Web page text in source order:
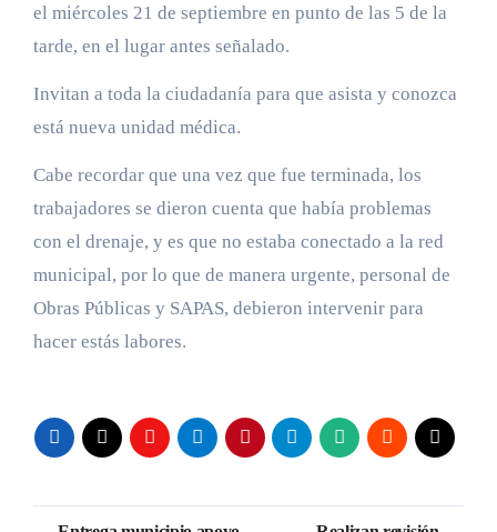
el miércoles 21 de septiembre en punto de las 5 de la
tarde, en el lugar antes señalado.
Invitan a toda la ciudadanía para que asista y conozca
está nueva unidad médica.
Cabe recordar que una vez que fue terminada, los
trabajadores se dieron cuenta que había problemas
con el drenaje, y es que no estaba conectado a la red
municipal, por lo que de manera urgente, personal de
Obras Públicas y SAPAS, debieron intervenir para
hacer estás labores.